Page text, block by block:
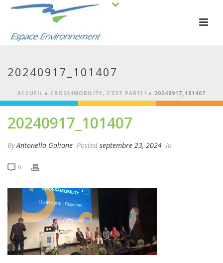
20240917_101407
ACCUEIL » CROSS4MOBILITY, C’EST PARTI ! » 20240917_101407
20240917_101407
ByAntonella Galione Posted septembre 23, 2024 In
0